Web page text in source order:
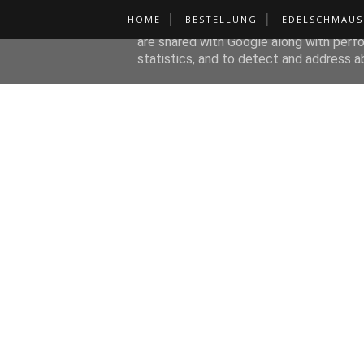
HOME BESTELLUNG EDELSCHMAUS
This site uses cookies from Google to
are shared with Google along with
statistics, and to detect and address